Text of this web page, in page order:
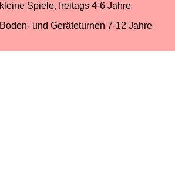
kleine Spiele, freitags 4-6 Jahre
Boden- und Geräteturnen 7-12 Jahre